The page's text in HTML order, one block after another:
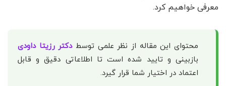
معرفی خواهیم کرد.
محتوای این مقاله از نظر علمی توسطدکتر رزیتا داودی
بازبینی و تایید شده است تا اطلاعاتی دقیق و قابل
اعتماد در اختیار شما قرار گیرد.